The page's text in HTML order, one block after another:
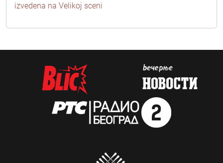
izvedena na Velikoj sceni